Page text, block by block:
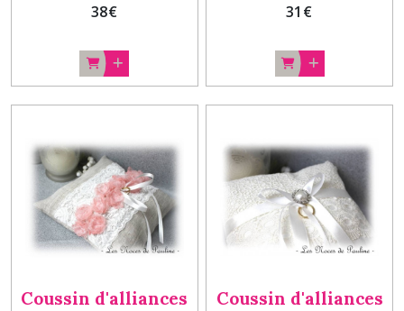
38€ 31 €
Coussin d'alliances
Coussin d'alliances